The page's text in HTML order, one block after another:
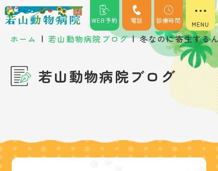
WEB予約 電話 診療時間
ホーム | 若山動物病院ブログ | 冬なのに寄生する
若山動物病院ブログ